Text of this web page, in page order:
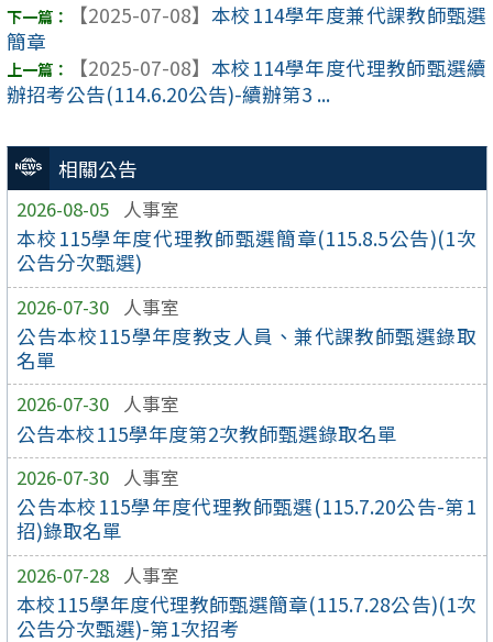
相關公告
2026-08-05 人事室
本校115學年度代理教師甄選簡章(115.8.5公告)(1次
公告分次甄選)
2026-07-30 人事室
公告本校115學年度教支人員、兼代課教師甄選錄取
名單
2026-07-30 人事室
公告本校115學年度第2次教師甄選錄取名單
2026-07-30 人事室
公告本校115學年度代理教師甄選(115.7.20公告-第1
招)錄取名單
2026-07-28 人事室
本校115學年度代理教師甄選簡章(115.7.28公告)(1次
公告分次甄選)-第1次招考
【2025-07-08】 本校114學年度兼代課教師甄選
簡章
【2025-07-08】 本校114學年度代理教師甄選續
辦招考公告(114.6.20公告)-續辦第3 ...